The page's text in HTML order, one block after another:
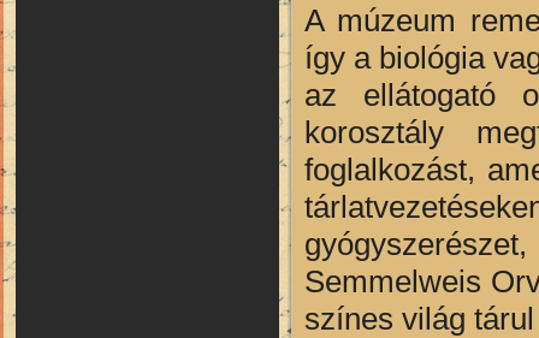
A múzeum
így a biológia
az ellátogató
korosztály
foglalkozást,
Semmelweis
színes világ